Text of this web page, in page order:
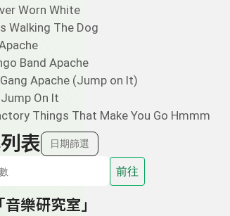
Worn White
Walking The Dog
Band Apache
Apache (Jump on It)
On It
Things That Make You Go Hmmm
表 日期篩選
前往
音樂研究室」